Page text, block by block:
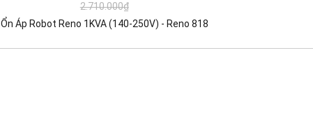
2.710.000₫
Ổn Áp Robot Reno 1KVA (140-250V) - Reno 818